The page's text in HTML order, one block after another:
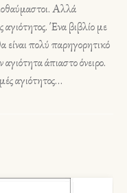
Αλλά
αγιότητος. Ένα βιβλίο με
είναι πολύ παρηγορητικό
άπιαστο όνειρο.
αγιότητος…